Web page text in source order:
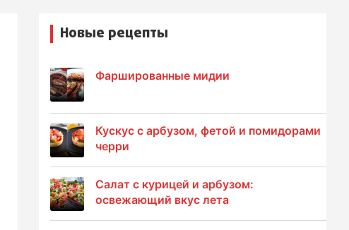
Новые рецепты
Фаршированные мидии
Кускус с арбузом, фетой и помидорами
черри
Салат с курицей и арбузом:
освежающий вкус лета